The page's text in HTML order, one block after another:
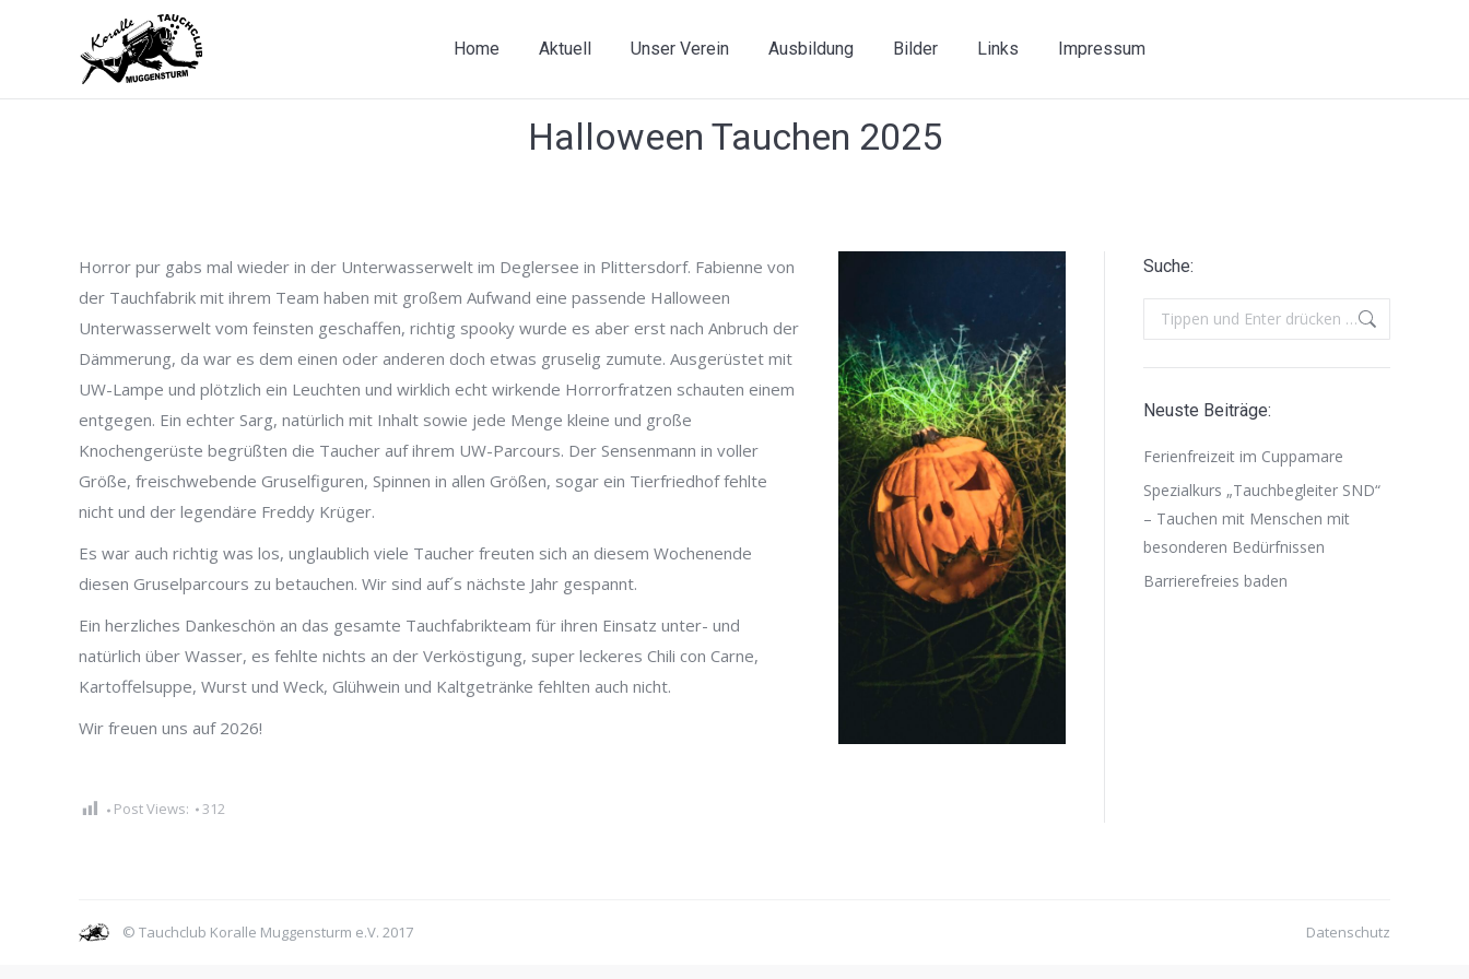
Home Aktuell Unser Verein Ausbildung Bilder Links Impressum
Halloween Tauchen 2025
Horror pur gabs mal wieder in der Unterwasserwelt im Deglersee in Plittersdorf. Fabienne von
der Tauchfabrik mit ihrem Team haben mit großem Aufwand eine passende Halloween
Unterwasserwelt vom feinsten geschaffen, richtig spooky wurde es aber erst nach Anbruch der
Dämmerung, da war es dem einen oder anderen doch etwas gruselig zumute. Ausgerüstet mit
UW-Lampe und plötzlich ein Leuchten und wirklich echt wirkende Horrorfratzen schauten einem
entgegen. Ein echter Sarg, natürlich mit Inhalt sowie jede Menge kleine und große
Knochengerüste begrüßten die Taucher auf ihrem UW-Parcours. Der Sensenmann in voller
Größe, freischwebende Gruselfiguren, Spinnen in allen Größen, sogar ein Tierfriedhof fehlte
nicht und der legendäre Freddy Krüger.
Es war auch richtig was los, unglaublich viele Taucher freuten sich an diesem Wochenende
diesen Gruselparcours zu betauchen. Wir sind auf´s nächste Jahr gespannt.
Ein herzliches Dankeschön an das gesamte Tauchfabrikteam für ihren Einsatz unter- und
natürlich über Wasser, es fehlte nichts an der Verköstigung, super leckeres Chili con Carne,
Kartoffelsuppe, Wurst und Weck, Glühwein und Kaltgetränke fehlten auch nicht.
Wir freuen uns auf 2026!
Post Views: 312
Suche:
Search:
Neuste Beiträge:
Ferienfreizeit im Cuppamare
Spezialkurs „Tauchbegleiter SND“
– Tauchen mit Menschen mit
besonderen Bedürfnissen
Barrierefreies baden
© Tauchclub Koralle Muggensturm e.V. 2017 Datenschutz